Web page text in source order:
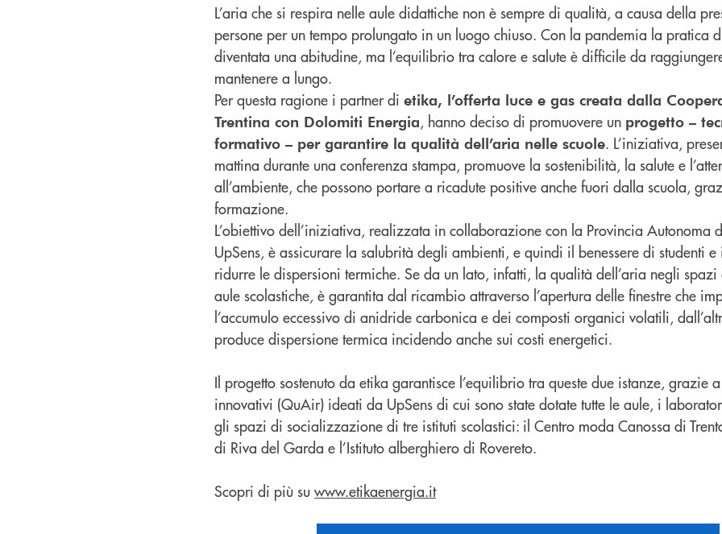
L’aria che si respira nelle aule didattiche non è sempre di qualità, a causa della
persone per un tempo prolungato in un luogo chiuso. Con la pandemia la pratica
diventata una abitudine, ma l’equilibrio tra calore e salute è difficile da
mantenere a lungo.
Per questa ragione i partner di etika, l’offerta luce e gas creata dalla
Trentina con Dolomiti Energia, hanno deciso di promuovere un progetto –
formativo – per garantire la qualità dell’aria nelle scuole. L’iniziativa,
mattina durante una conferenza stampa, promuove la sostenibilità, la salute e
all’ambiente, che possono portare a ricadute positive anche fuori dalla scuola,
formazione.
L’obiettivo dell’iniziativa, realizzata in collaborazione con la Provincia Autonoma
UpSens, è assicurare la salubrità degli ambienti, e quindi il benessere di studenti
ridurre le dispersioni termiche. Se da un lato, infatti, la qualità dell’aria negli spazi
aule scolastiche, è garantita dal ricambio attraverso l’apertura delle finestre che
l’accumulo eccessivo di anidride carbonica e dei composti organici volatili,
produce dispersione termica incidendo anche sui costi energetici.
Il progetto sostenuto da etika garantisce l’equilibrio tra queste due istanze, grazie
innovativi (QuAir) ideati da UpSens di cui sono state dotate tutte le aule, i
gli spazi di socializzazione di tre istituti scolastici: il Centro moda Canossa di
di Riva del Garda e l’Istituto alberghiero di Rovereto.
Scopri di più su www.etikaenergia.it